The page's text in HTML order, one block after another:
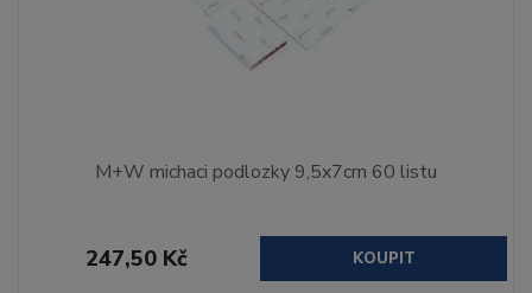
M+W michaci podlozky 9,5x7cm 60 listu
247,50 Kč KOUPIT